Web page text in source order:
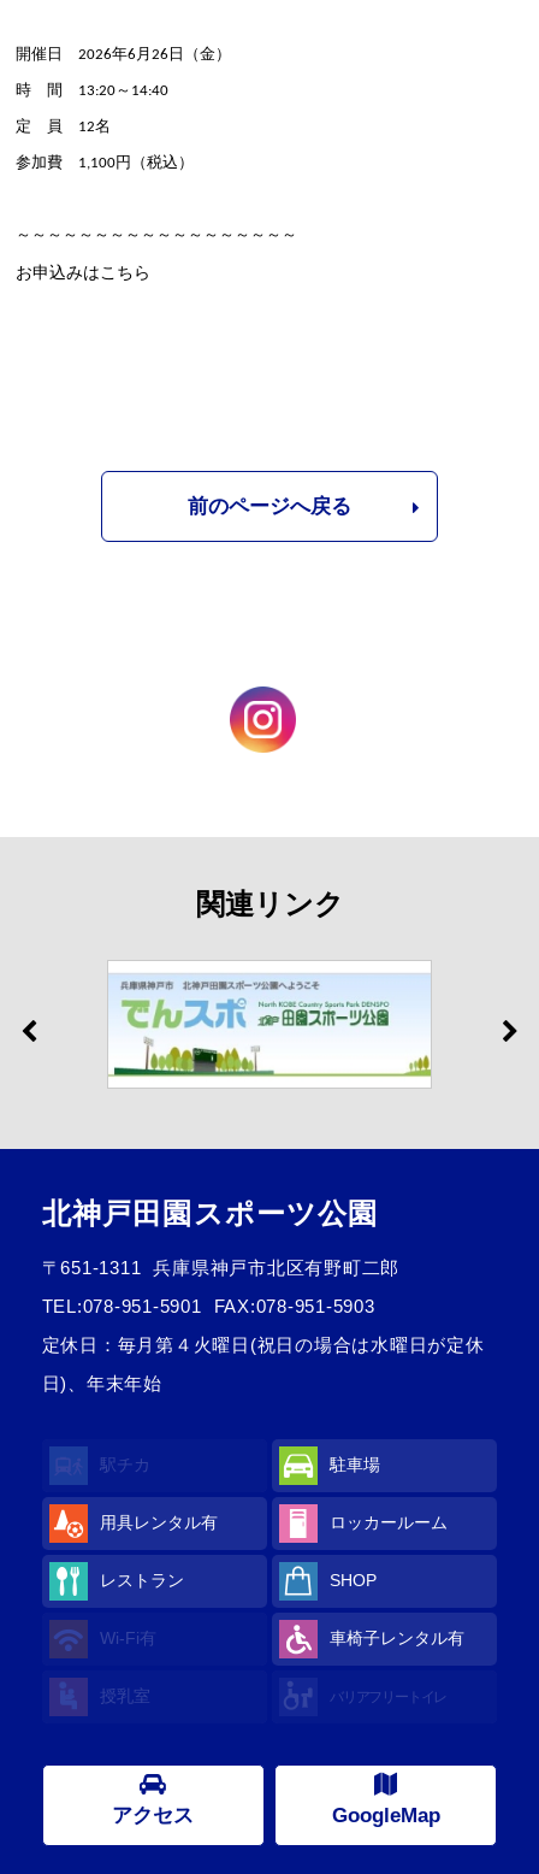
開催日 2026年6月26日（金）
時 間 13:20～14:40
定 員 12名
参加費 1,100円（税込）
～～～～～～～～～～～～～～～～～～
お申込みはこちら
前のページへ戻る
関連リンク
北神戸田園スポーツ公園
〒651-1311
兵庫県神戸市北区有野町二郎
TEL:078-951-5901
FAX:078-951-5903
定休日：毎月第４火曜日(祝日の場合は水曜日が定休
日)、年末年始
駅チカ 駐車場
用具レンタル有 ロッカールーム
レストラン SHOP
Wi-Fi有 車椅子レンタル有
授乳室 バリアフリートイレ
アクセス GoogleMap